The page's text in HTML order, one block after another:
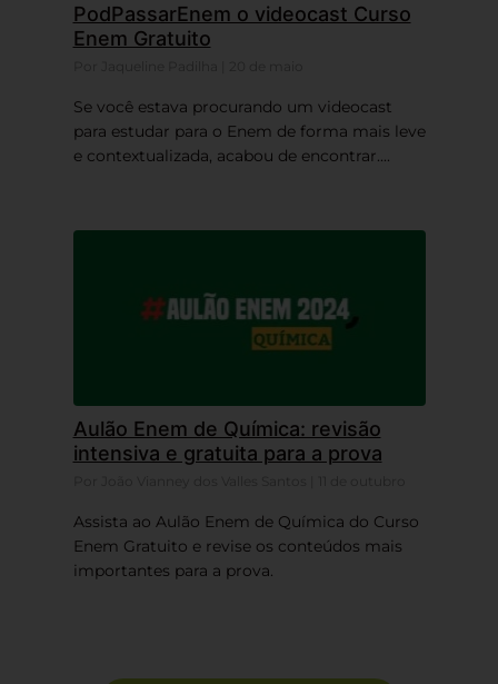
PodPassarEnem o videocast Curso
Enem Gratuito
Se você estava procurando um videocast
para estudar para o Enem de forma mais leve
e contextualizada, acabou de encontrar....
Aulão Enem de Química: revisão
intensiva e gratuita para a prova
Assista ao Aulão Enem de Química do Curso
Enem Gratuito e revise os conteúdos mais
importantes para a prova.